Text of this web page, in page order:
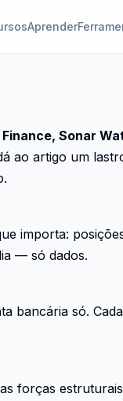
Aprender
Sonar
ao artigo um
importa:
— só dados.
bancária só.
forças